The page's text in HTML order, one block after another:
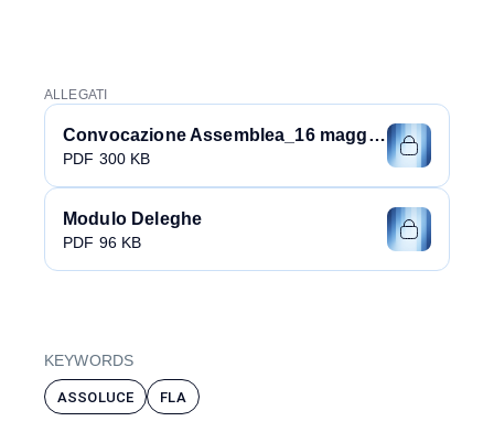
ALLEGATI
Convocazione Assemblea_16 maggio 2024
PDF 300 KB
Modulo Deleghe
PDF 96 KB
KEYWORDS
ASSOLUCE FLA